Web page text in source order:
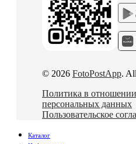
© 2026 FotoPostApp.
Политика в
персональных данных
Пользовательское
Каталог